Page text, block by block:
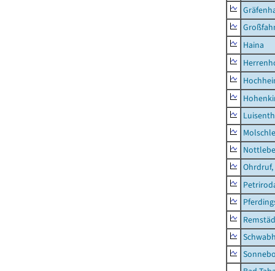
Haina